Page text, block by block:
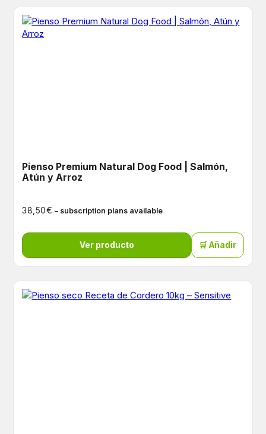
Pienso Premium Natural Dog Food | Salmón,
Atún y Arroz
38,50€ – subscription plans available
Ver producto 🛒 Añadir